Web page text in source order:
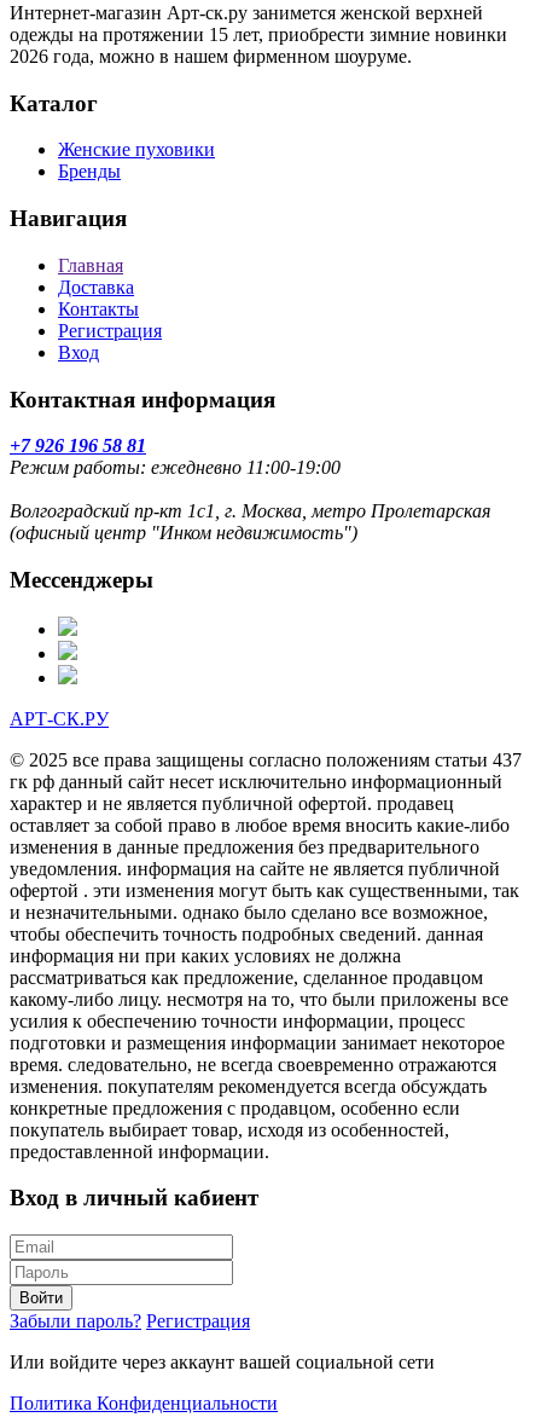
Интернет-магазин Арт-ск.ру занимется женской верхней
одежды на протяжении 15 лет, приобрести зимние новинки
2026 года, можно в нашем фирменном шоуруме.
Каталог
Женские пуховики
Бренды
Навигация
Главная
Доставка
Контакты
Регистрация
Вход
Контактная информация
+7 926 196 58 81
Режим работы: ежедневно 11:00-19:00
Волгоградский пр-кт 1с1, г. Москва, метро Пролетарская
(офисный центр "Инком недвижимость")
Мессенджеры
АРТ-СК.РУ
© 2025 все права защищены согласно положениям статьи 437
гк рф данный сайт несет исключительно информационный
характер и не является публичной офертой. продавец
оставляет за собой право в любое время вносить какие-либо
изменения в данные предложения без предварительного
уведомления. информация на сайте не является публичной
офертой . эти изменения могут быть как существенными, так
и незначительными. однако было сделано все возможное,
чтобы обеспечить точность подробных сведений. данная
информация ни при каких условиях не должна
рассматриваться как предложение, сделанное продавцом
какому-либо лицу. несмотря на то, что были приложены все
усилия к обеспечению точности информации, процесс
подготовки и размещения информации занимает некоторое
время. следовательно, не всегда своевременно отражаются
изменения. покупателям рекомендуется всегда обсуждать
конкретные предложения с продавцом, особенно если
покупатель выбирает товар, исходя из особенностей,
предоставленной информации.
Вход в личный кабиент
Войти
Забыли пароль? Регистрация
Или войдите через аккаунт вашей социальной сети
Политика Конфиденциальности